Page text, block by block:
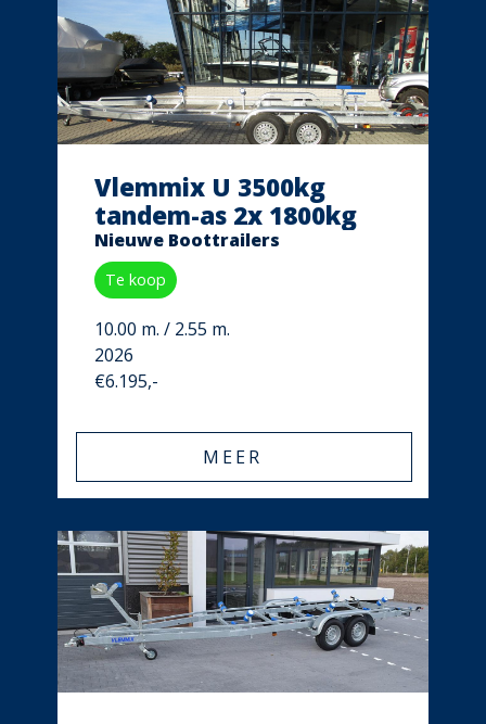
Vlemmix U 3500kg
tandem-as 2x 1800kg
Nieuwe Boottrailers
Te koop
10.00 m. / 2.55 m.
2026
€6.195,-
MEER